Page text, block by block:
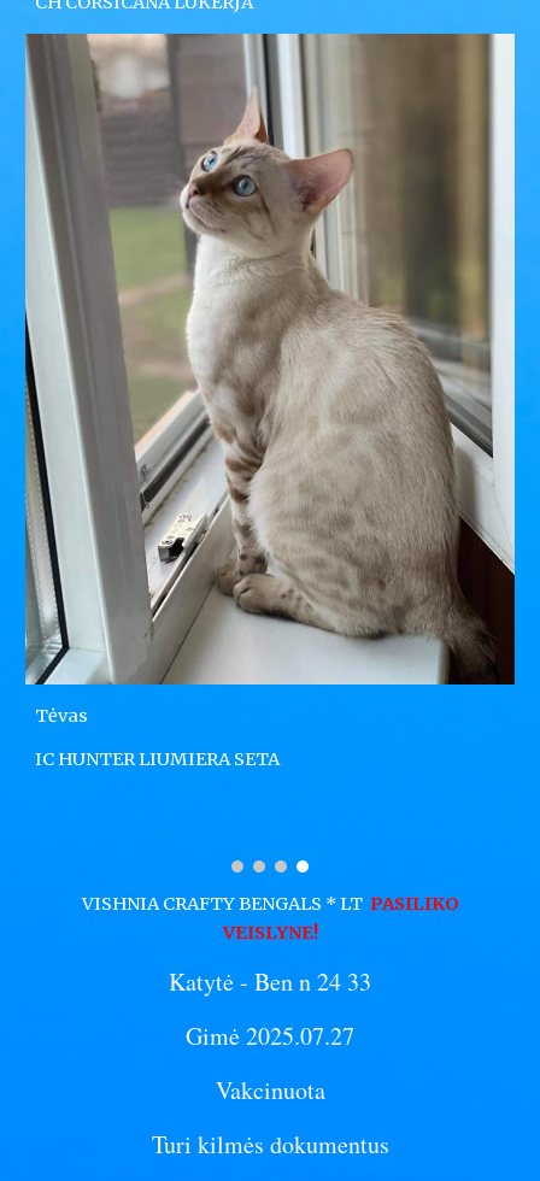
Tėvas
IC HUNTER LIUMIERA SETA
VISHNIA CRAFTY BENGALS * LT PASILIKO
VEISLYNE!
Katytė- Ben n 24 33
Gimė 2025.07.27
Vakcinuota
Turi kilmės dokumentus